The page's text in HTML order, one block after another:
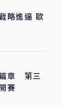
進逼 歐
章 第三
賽